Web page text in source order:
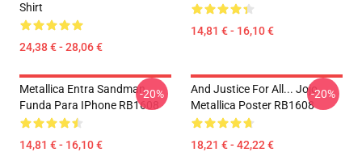
Shirt
24,38 € - 28,06 €
14,81 € - 16,10 €
Metallica Entra Sandman
Funda Para IPhone RB1608
14,81 € - 16,10 €
-20%
And Justice For All... Jojo
Metallica Poster RB1608
18,21 € - 42,22 €
-20%